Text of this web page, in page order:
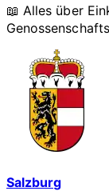
📖 Alles über
Salzburg